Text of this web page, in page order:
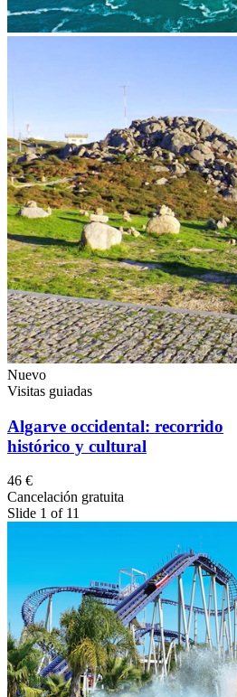
Nuevo
Visitas guiadas
Algarve occidental: recorrido
histórico y cultural
46 €
Cancelación gratuita
Slide 1 of 11